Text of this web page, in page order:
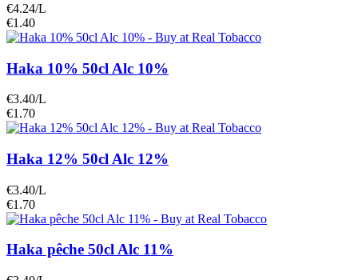
€4.24/L
€1.40
Haka 10% 50cl Alc 10%
€3.40/L
€1.70
Haka 12% 50cl Alc 12%
€3.40/L
€1.70
Haka pêche 50cl Alc 11%